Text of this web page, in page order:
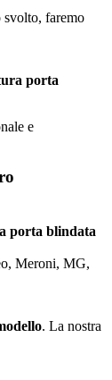
svolto, faremo
porta
e
porta blindata
Meroni, MG,
. La nostra